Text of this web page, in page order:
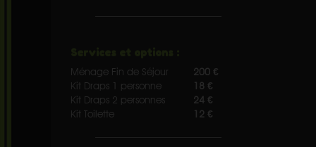
Ménage Fin de Séjour
200 €
Kit Draps 1 personne
18 €
Kit Draps 2 personnes
24 €
Kit Toilette
12 €